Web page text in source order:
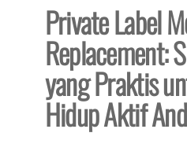
Private Label
Replacement:
yang Praktis
Hidup Aktif